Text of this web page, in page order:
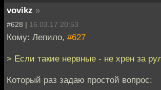
vovikz »
#628 | 16.03.17 20:53
Кому: Лепило, #627
> Если такие нервные - не хрен за
Который раз задаю простой вопрос: